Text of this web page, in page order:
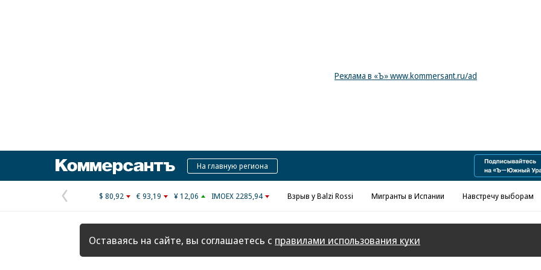
Реклама в «Ъ» www.kommersant.ru/ad
КоммерсантъНа главную региона
Предыдущая
страница
$ 80,92 € 93,19 ¥ 12,06 IMOEX 2285,94 Взрыв у Balzi Rossi Мигранты в Испании Навстречу выборам
Оставаясь на сайте, вы соглашаетесь с правилами использования куки